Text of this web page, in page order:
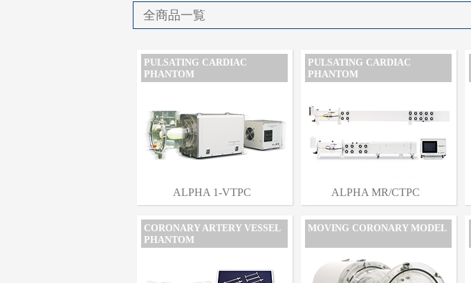
全商品一覧
PULSATING CARDIAC
PHANTOM
ALPHA 1-VTPC
PULSATING CARDIAC
PHANTOM
ALPHA MR/CTPC
CORONARY ARTERY VESSEL
PHANTOM
MOVING CORONARY MODEL